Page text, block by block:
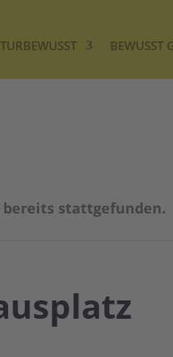
BEWUSST
stattgefunden.